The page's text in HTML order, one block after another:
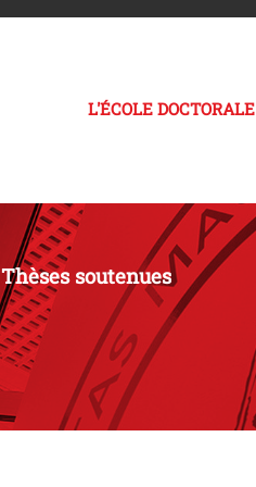
L'ÉCOLE DOCTORALE
Thèses soutenues